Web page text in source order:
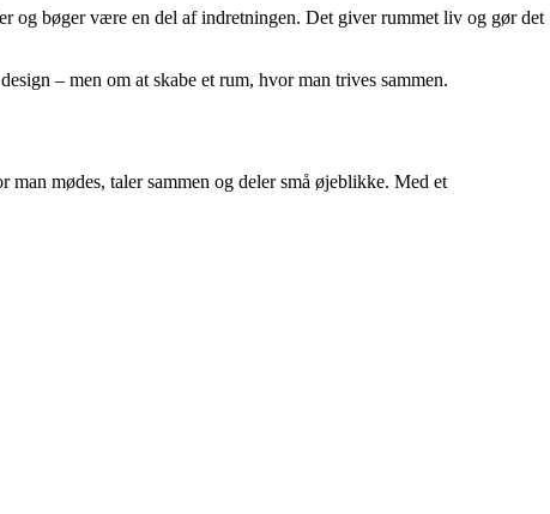
og bøger være en del af indretningen. Det giver rummet liv og gør det
– men om at skabe et rum, hvor man trives sammen.
mødes, taler sammen og deler små øjeblikke. Med et